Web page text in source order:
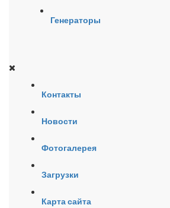
Генераторы
Контакты
Новости
Фотогалерея
Загрузки
Карта сайта